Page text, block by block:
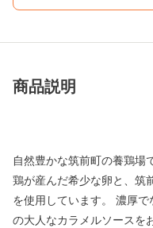
商品説明
自然豊かな筑前町の養鶏場
鶏が産んだ希少な卵と、筑
を使用しています。 濃厚
の大人なカラメルソースを